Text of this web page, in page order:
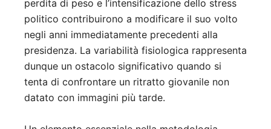
perdita di peso e l’intensificazione dello stress
politico contribuirono a modificare il suo volto
negli anni immediatamente precedenti alla
presidenza. La variabilità fisiologica rappresenta
dunque un ostacolo significativo quando si
tenta di confrontare un ritratto giovanile non
datato con immagini più tarde.